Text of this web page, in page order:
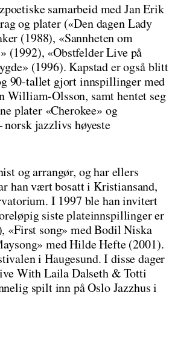
samarbeid med Jan Erik
og plater («Den dagen Lady
(1988), «Sannheten om
(1992), «Obstfelder Live på
(1996). Kapstad er også blitt
90-tallet gjort innspillinger med
William-Olsson, samt hentet seg
plater «Cherokee» og
jazzlivs høyeste
og arrangør, og har ellers
han vært bosatt i Kristiansand,
I 1997 ble han invitert
siste plateinnspillinger er
«First song» med Bodil Niska
med Hilde Hefte (2001).
i Haugesund. I disse dager
With Laila Dalseth & Totti
spilt inn på Oslo Jazzhus i